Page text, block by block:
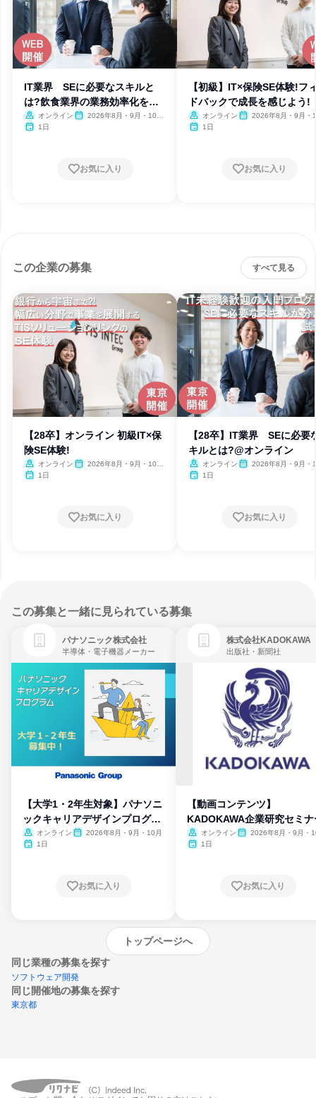
IT業界 SEに必要なスキルと
は?飲食業界の業務効率化を学
ぶ
オンライン
2026年8月・9月・10
1日
お気に入り
【初級】IT×保険SE体験!フ
ドバックで成長を感じよう!
オンライン
2026年8月・9月・
1日
お気に入り
この企業の募集 すべて見る
【28卒】オンライン 初級IT×保
険SE体験!
オンライン
2026年8月・9月・10
1日
お気に入り
【28卒】IT業界 SEに必要
キルとは?@オンライン
オンライン
2026年8月・9月・
1日
お気に入り
この募集と一緒に見られている募集
パナソニック株式会社
半導体・電子機器メーカー
【大学1・2年生対象】パナソニ
ックキャリアデザインプログラ
ム
オンライン
2026年8月・9月・10月
1日
お気に入り
株式会社KADOKAWA
出版社・新聞社
【動画コンテンツ】
KADOKAWA企業研究セミナ
オンライン
2026年8月・9月・
1日
お気に入り
トップページへ
同じ業種の募集を探す
ソフトウェア開発
同じ開催地の募集を探す
東京都
エントリーするとプログラムの詳細案内を